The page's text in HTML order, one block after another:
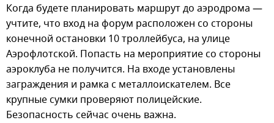
Когда будете планировать маршрут до аэродрома —
учтите, что вход на форум расположен со стороны
конечной остановки 10 троллейбуса, на улице
Аэрофлотской. Попасть на мероприятие со стороны
аэроклуба не получится. На входе установлены
заграждения и рамка с металлоискателем. Все
крупные сумки проверяют полицейские.
Безопасность сейчас очень важна.